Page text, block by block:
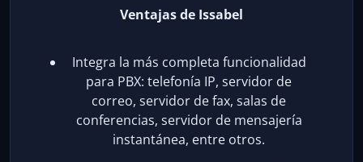
Ventajas de Issabel
Integra la más completa funcionalidad
para PBX: telefonía IP, servidor de
correo, servidor de fax, salas de
conferencias, servidor de mensajería
instantánea, entre otros.